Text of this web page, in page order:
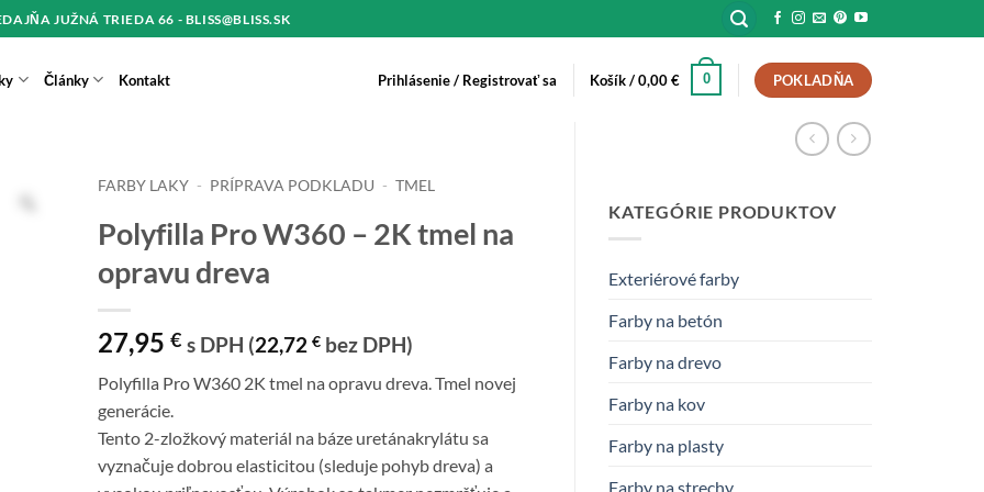
JUŽNÁ TRIEDA 66 - BLISS@BLISS.SK
Články Kontakt Prihlásenie / Registrovať sa Košík /0,00€ 0 POKLADŇA
KATEGÓRIE PRODUKTOV
Exteriérové farby
Farby na betón
Farby na drevo
Farby na kov
Farby na plasty
Farby na strechy
FARBY LAKY - PRÍPRAVA PODKLADU - TMEL
Polyfilla Pro W360 – 2K tmel na
opravu dreva
27,95 € s DPH (22,72 €bez DPH)
Polyfilla Pro W360 2K tmel na opravu dreva. Tmel novej
generácie.
Tento 2-zložkový materiál na báze uretánakrylátu sa
vyznačuje dobrou elasticitou (sleduje pohyb dreva) a